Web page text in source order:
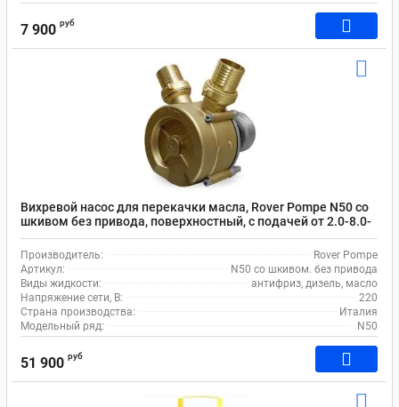
7 900 руб
Вихревой насос для перекачки масла, Rover Pompe N50 со
шкивом без привода, поверхностный, с подачей от 2.0-8.0-
14.0 м3/час
Производитель:
Rover Pompe
Артикул:
N50 со шкивом. без привода
Виды жидкости:
антифриз, дизель, масло
Напряжение сети, В:
220
Страна производства:
Италия
Модельный ряд:
N50
51 900 руб